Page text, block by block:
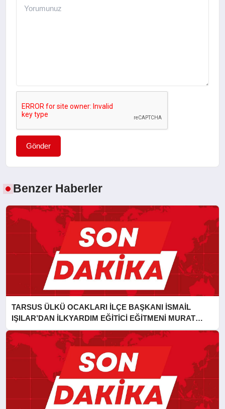
Gönder
Benzer Haberler
TARSUS ÜLKÜ OCAKLARI İLÇE BAŞKANI İSMAİL
IŞILAR’DAN İLKYARDIM EĞİTİCİ EĞİTMENİ MURAT
CAN FİDAN’A ZİYARET